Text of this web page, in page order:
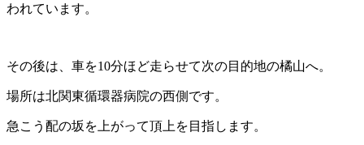
われています。
その後は、車を10分ほど走らせて次の目的地の橘山へ。
場所は北関東循環器病院の西側です。
急こう配の坂を上がって頂上を目指します。